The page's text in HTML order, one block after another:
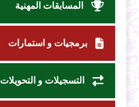
المسابقات المهنية
برمجيات و استمارات
التسجيلات و التحويلات